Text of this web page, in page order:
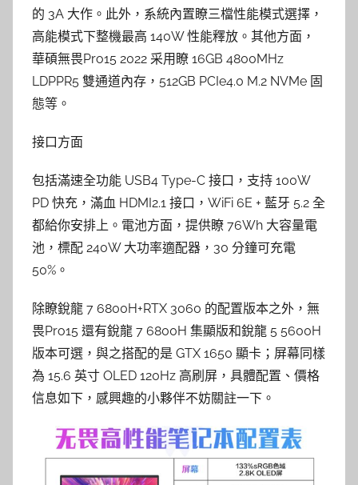
的 3A 大作。此外，系統內置瞭三檔性能模式選擇，
高能模式下整機最高 140W 性能釋放。其他方面，
華碩無畏Pro15 2022 采用瞭 16GB 4800MHz
LDPPR5 雙通道內存，512GB PCIe4.0 M.2 NVMe 固
態等。
接口方面
包括滿速全功能 USB4 Type-C 接口，支持 100W
PD 快充，滿血 HDMI2.1 接口，WiFi 6E + 藍牙 5.2 全
都給你安排上。電池方面，提供瞭 76Wh 大容量電
池，標配 240W 大功率適配器，30 分鐘可充電
50%。
除瞭銳龍 7 6800H+RTX 3060 的配置版本之外，無
畏Pro15 還有銳龍 7 6800H 集顯版和銳龍 5 5600H
版本可選，與之搭配的是 GTX 1650 顯卡；屏幕同樣
為 15.6 英寸 OLED 120Hz 高刷屏，具體配置、價格
信息如下，感興趣的小夥伴不妨關註一下。